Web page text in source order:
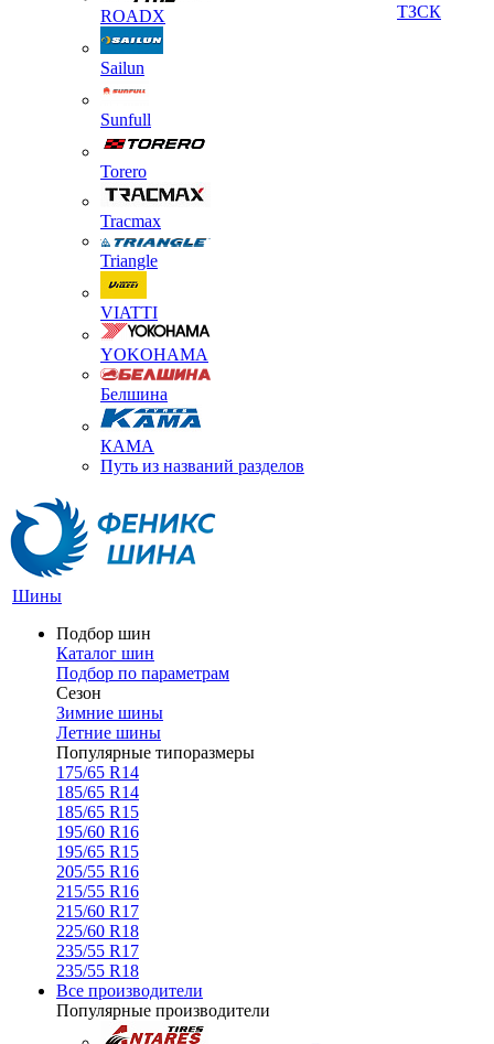
ROADX
Sailun
Sunfull
Torero
Tracmax
Triangle
VIATTI
YOKOHAMA
Белшина
КАМА
Путь из названий разделов
ТЗСК
Шины
Подбор шин
Каталог шин
Подбор по параметрам
Сезон
Зимние шины
Летние шины
Популярные типоразмеры
175/65 R14
185/65 R14
185/65 R15
195/60 R16
195/65 R15
205/55 R16
215/55 R16
215/60 R17
225/60 R18
235/55 R17
235/55 R18
Все производители
Популярные производители